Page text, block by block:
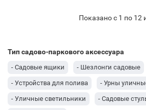
Показано с 1 по 12
Тип садово-паркового аксессуара
- Садовые ящики - Шезлонги садовые
- Устройства для полива - Урны
- Уличные светильники - Садовые